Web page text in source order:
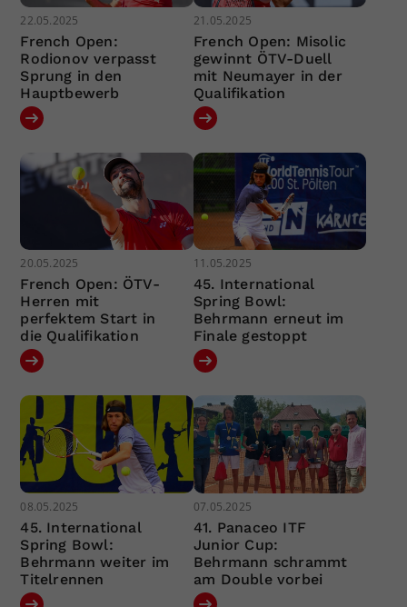
22.05.2025
French Open:
Rodionov verpasst
Sprung in den
Hauptbewerb
21.05.2025
French Open: Misolic
gewinnt ÖTV-Duell
mit Neumayer in der
Qualifikation
20.05.2025
French Open: ÖTV-
Herren mit
perfektem Start in
die Qualifikation
11.05.2025
45. International
Spring Bowl:
Behrmann erneut im
Finale gestoppt
08.05.2025
45. International
Spring Bowl:
Behrmann weiter im
Titelrennen
07.05.2025
41. Panaceo ITF
Junior Cup:
Behrmann schrammt
am Double vorbei